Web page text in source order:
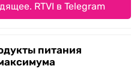
RTVI в Telegram
питания